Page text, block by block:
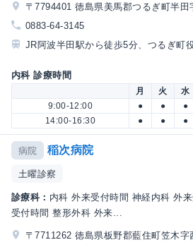
〒7794401 徳島県美馬郡つるぎ町半田
0883-64-3145
JR阿波半田駅から徒歩5分、つるぎ町
内科 診療時間
月 火 水
9:00-12:00
● ● ●
14:00-16:30
● ● ●
病院 稲次病院
土曜診察
診療科： 内科 外来受付時間 神経内科 外
受付時間 整形外科 外来...
〒7711262 徳島県板野郡藍住町笠木字